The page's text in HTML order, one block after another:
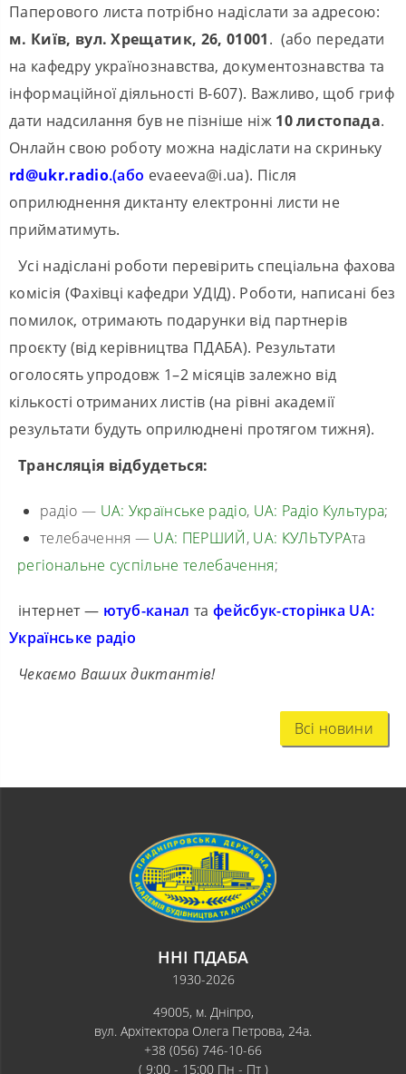
Паперового листа потрібно надіслати за адресою:
м. Київ, вул. Хрещатик, 26, 01001. (або передати
на кафедру українознавства, документознавства та
інформаційної діяльності В-607). Важливо, щоб гриф
дати надсилання був не пізніше ніж 10 листопада.
Онлайн свою роботу можна надіслати на скриньку
rd@ukr.radio.(або evaeeva@i.ua). Після
оприлюднення диктанту електронні листи не
прийматимуть.
Усі надіслані роботи перевірить спеціальна фахова
комісія (Фахівці кафедри УДІД). Роботи, написані без
помилок, отримають подарунки від партнерів
проєкту (від керівництва ПДАБА). Результати
оголосять упродовж 1–2 місяців залежно від
кількості отриманих листів (на рівні академії
результати будуть оприлюднені протягом тижня).
Трансляція відбудеться:
радіо — UA: Українське радіо, UA: Радіо Культура;
телебачення — UA: ПЕРШИЙ, UA: КУЛЬТУРАта
регіональне суспільне телебачення;
інтернет — ютуб-канал тафейсбук-сторінка UA:
Українське радіо
Чекаємо Ваших диктантів!
Всі новини
ННІ ПДАБА
1930-2026
49005, м. Дніпро,
вул. Архітектора Олега Петрова, 24а.
+38 (056) 746-10-66
( 9:00 - 15:00 Пн - Пт )